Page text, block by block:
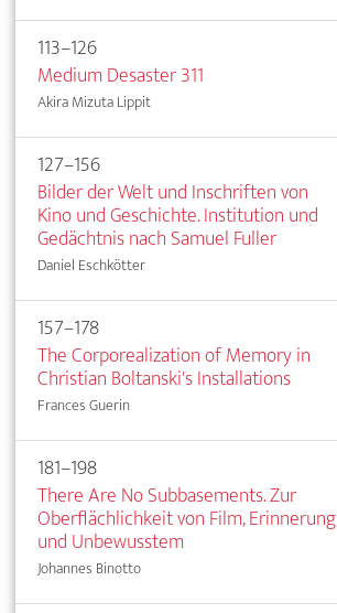
113–126
Medium Desaster 311
Akira Mizuta Lippit
127–156
Bilder der Welt und Inschriften von
Kino und Geschichte. Institution und
Gedächtnis nach Samuel Fuller
Daniel Eschkötter
157–178
The Corporealization of Memory in
Christian Boltanski's Installations
Frances Guerin
181–198
There Are No Subbasements. Zur
Oberflächlichkeit von Film, Erinnerung
und Unbewusstem
Johannes Binotto